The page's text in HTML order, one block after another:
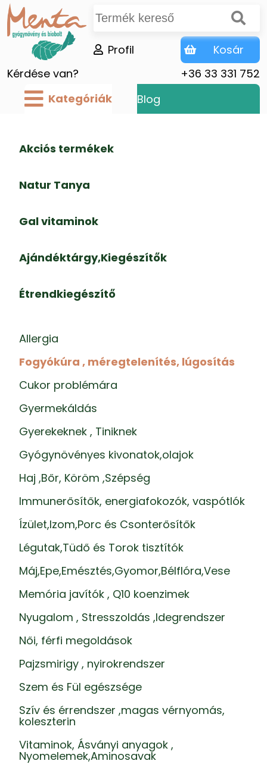
Kérdése van? +36 33 331 752
Profil Kosár
Kategóriák Blog
Akciós termékek
Natur Tanya
Gal vitaminok
Ajándéktárgy,Kiegészítők
Étrendkiegészítő
Allergia
Fogyókúra , méregtelenítés, lúgosítás
Cukor problémára
Gyermekáldás
Gyerekeknek , Tiniknek
Gyógynövényes kivonatok,olajok
Haj ,Bőr, Köröm ,Szépség
Immunerősítők, energiafokozók, vaspótlók
Ízület,Izom,Porc és Csonterősítők
Légutak,Tüdő és Torok tisztítók
Máj,Epe,Emésztés,Gyomor,Bélflóra,Vese
Memória javítók , Q10 koenzimek
Nyugalom , Stresszoldás ,Idegrendszer
Női, férfi megoldások
Pajzsmirigy , nyirokrendszer
Szem és Fül egészsége
Szív és érrendszer ,magas vérnyomás,
koleszterin
Vitaminok, Ásványi anyagok ,
Nyomelemek,Aminosavak